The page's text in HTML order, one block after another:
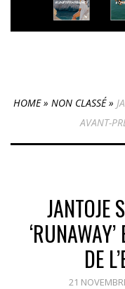
HOME» NON CLASSÉ»
AVANT-
JANTOJE
DE
21